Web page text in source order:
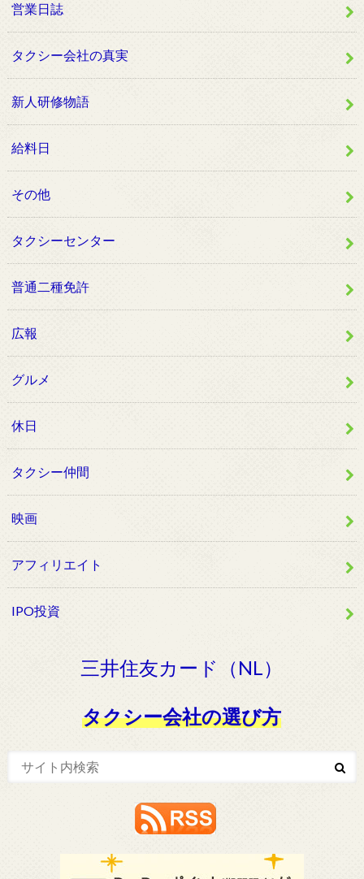
営業日誌
タクシー会社の真実
新人研修物語
給料日
その他
タクシーセンター
普通二種免許
広報
グルメ
休日
タクシー仲間
映画
アフィリエイト
IPO投資
三井住友カード（NL）
タクシー会社の選び方